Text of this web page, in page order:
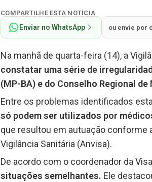
COMPARTILHE ESTA NOTÍCIA
Enviar no WhatsApp ou envie por
Na manhã de quarta-feira (14), a
constatar uma série de
(MP-BA) e do Conselho Regional
Entre os problemas identificados
só podem ser utilizados por
que resultou em autuação conforme
Vigilância Sanitária (Anvisa).
De acordo com o coordenador da
situações semelhantes. Ele